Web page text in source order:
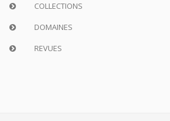
COLLECTIONS
DOMAINES
REVUES